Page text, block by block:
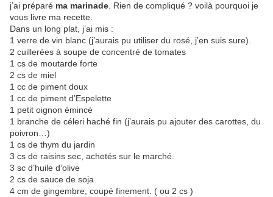
j’ai préparé ma marinade . Rien de compliqué ? voilà pourquoi je
vous livre ma recette.
Dans un long plat, j’ai mis :
1 verre de vin blanc (j’aurais pu utiliser du rosé, j’en suis sure).
2 cuillerées à soupe de concentré de tomates
1 cs de moutarde forte
2 cs de miel
1 cc de piment doux
1 cc de piment d’Espelette
1 petit oignon émincé
1 branche de céleri haché fin (j’aurais pu ajouter des carottes, du
poivron…)
1 cs de thym du jardin
3 cs de raisins sec, achetés sur le marché.
3 sc d’huile d’olive
2 cs de sauce de soja
4 cm de gingembre, coupé finement. ( ou 2 cs )